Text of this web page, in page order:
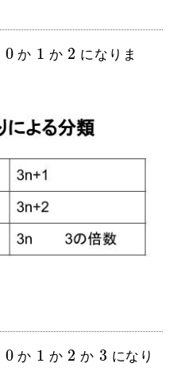
0
0か 1
1 か 2
2 になりま
0
0か 1
1 か 2
2 か 3
3になり